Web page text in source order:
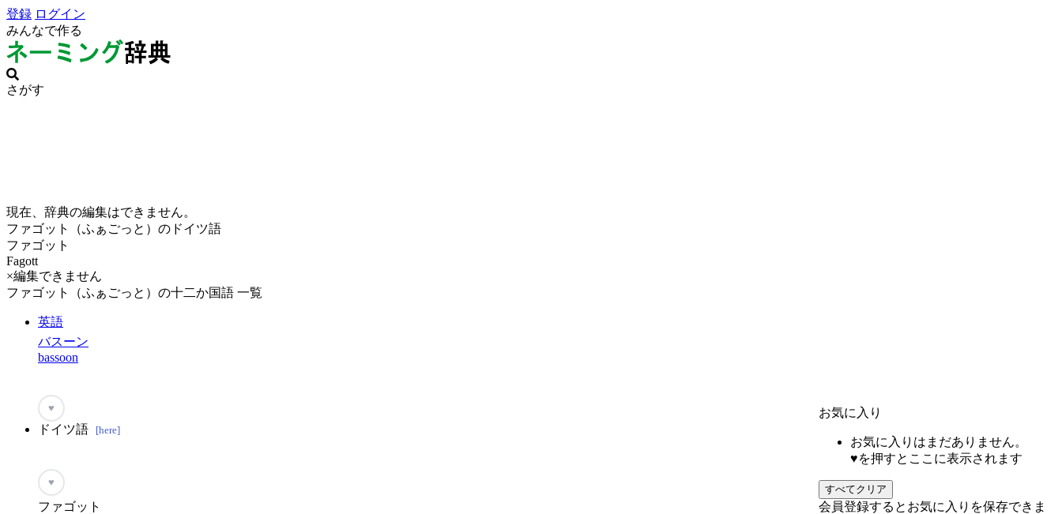
登録 ログイン
みんなで作る
さがす
現在、辞典の編集はできません。
ファゴット（ふぁごっと）のドイツ語
ファゴット
Fagott
×編集できません
ファゴット（ふぁごっと）の十二か国語 一覧
英語
バスーン
bassoon
♥
ドイツ語 [here]
♥
ファゴット
お気に入り
お気に入りはまだありません。
♥を押すとここに表示されます
すべてクリア
会員登録するとお気に入りを保存できま